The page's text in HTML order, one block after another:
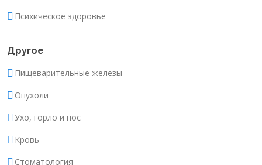
Психическое здоровье
Другое
Пищеварительные железы
Опухоли
Ухо, горло и нос
Кровь
Стоматология